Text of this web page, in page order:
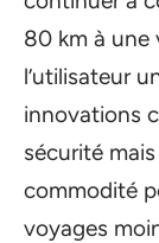
80 km à une
l’utilisateur
innovations
sécurité
commodité
voyages